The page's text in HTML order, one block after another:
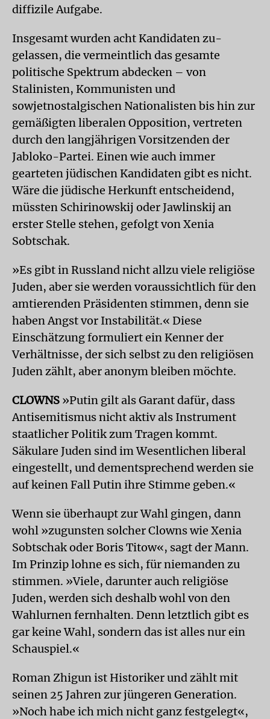
diffizile Aufgabe.
Insgesamt wurden acht Kandidaten zu­
gelassen, die vermeintlich das gesamte
politische Spektrum abdecken – von
Stalinisten, Kommunisten und
sowjetnostalgischen Nationalisten bis hin zur
gemäßigten liberalen Opposition, vertreten
durch den langjährigen Vorsitzenden der
Jabloko-Partei. Einen wie auch immer
gearteten jüdischen Kandidaten gibt es nicht.
Wäre die jüdische Herkunft entscheidend,
müssten Schirinowskij oder Jawlinskij an
erster Stelle stehen, gefolgt von Xenia
Sobtschak.
»Es gibt in Russland nicht allzu viele religiöse
Juden, aber sie werden voraussichtlich für den
amtierenden Präsidenten stimmen, denn sie
haben Angst vor Instabilität.« Diese
Einschätzung formuliert ein Kenner der
Verhältnisse, der sich selbst zu den religiösen
Juden zählt, aber anonym bleiben möchte.
CLOWNS »Putin gilt als Garant dafür, dass
Antisemitismus nicht aktiv als Instrument
staatlicher Politik zum Tragen kommt.
Säkulare Juden sind im Wesentlichen liberal
eingestellt, und dementsprechend werden sie
auf keinen Fall Putin ihre Stimme geben.«
Wenn sie überhaupt zur Wahl gingen, dann
wohl »zugunsten solcher Clowns wie Xenia
Sobtschak oder Boris Titow«, sagt der Mann.
Im Prinzip lohne es sich, für niemanden zu
stimmen. »Viele, darunter auch religiöse
Juden, werden sich deshalb wohl von den
Wahlurnen fernhalten. Denn letztlich gibt es
gar keine Wahl, sondern das ist alles nur ein
Schauspiel.«
Roman Zhigun ist Historiker und zählt mit
seinen 25 Jahren zur jüngeren Generation.
»Noch habe ich mich nicht ganz festgelegt«,